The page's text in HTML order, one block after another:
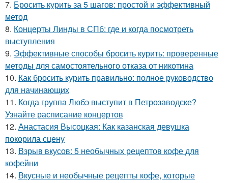
7. Бросить курить за 5 шагов: простой и эффективный
метод
8. Концерты Линды в СПб: где и когда посмотреть
выступления
9. Эффективные способы бросить курить: проверенные
методы для самостоятельного отказа от никотина
10. Как бросить курить правильно: полное руководство
для начинающих
11. Когда группа Любэ выступит в Петрозаводске?
Узнайте расписание концертов
12. Анастасия Высоцкая: Как казанская девушка
покорила сцену
13. Взрыв вкусов: 5 необычных рецептов кофе для
кофейни
14. Вкусные и необычные рецепты кофе, которые